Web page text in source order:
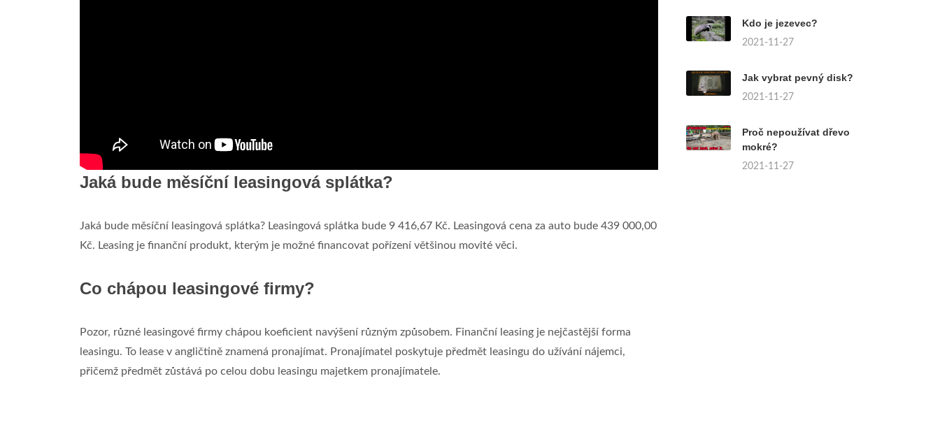
Jaká bude měsíční leasingová splátka?
Jaká bude měsíční leasingová splátka? Leasingová splátka bude 9 416,67 Kč. Leasingová cena za auto bude 439 000,00
Kč. Leasing je finanční produkt, kterým je možné financovat pořízení většinou movité věci.
Co chápou leasingové firmy?
Pozor, různé leasingové firmy chápou koeficient navýšení různým způsobem. Finanční leasing je nejčastější forma
leasingu. To lease v angličtině znamená pronajímat. Pronajímatel poskytuje předmět leasingu do užívání nájemci,
přičemž předmět zůstává po celou dobu leasingu majetkem pronajímatele.
Kdo je jezevec?
2021-11-27
Jak vybrat pevný disk?
2021-11-27
Proč nepoužívat dřevo
mokré?
2021-11-27